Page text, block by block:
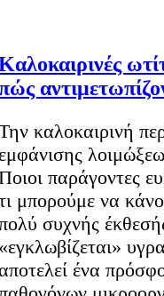
καλοκαιρινή
παράγοντες
μπορούμε να
συχνής
ένα